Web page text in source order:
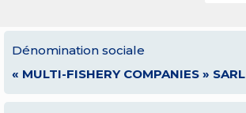
Dénomination sociale
« MULTI-FISHERY COMPANIES » SARL